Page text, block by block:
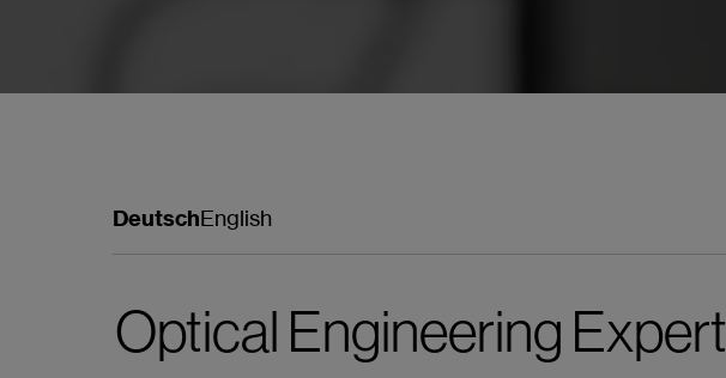
DeutschEnglish
Optical Engineering Expert